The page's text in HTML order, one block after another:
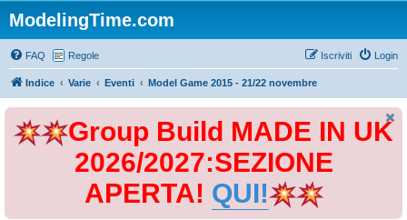
ModelingTime.com
FAQ Regole Login
Iscriviti
Indice Varie Eventi Model Game 2015 - 21/22 novembre
Group Build MADE IN UK
2026/2027:SEZIONE
APERTA! QUI!